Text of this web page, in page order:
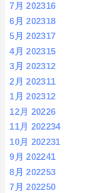
7月 202316
6月 202318
5月 202317
4月 202315
3月 202312
2月 202311
1月 202312
12月 20226
11月 202234
10月 202231
9月 202241
8月 202253
7月 202250